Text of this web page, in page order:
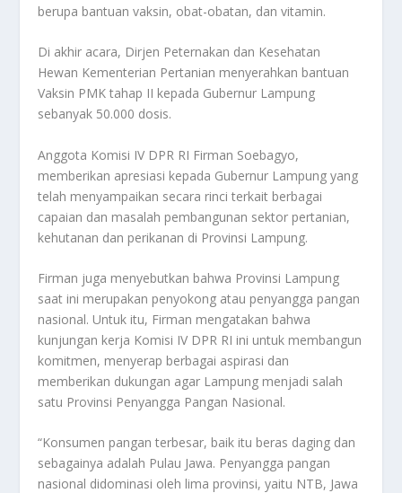
berupa bantuan vaksin, obat-obatan, dan vitamin.
Di akhir acara, Dirjen Peternakan dan Kesehatan
Hewan Kementerian Pertanian menyerahkan bantuan
Vaksin PMK tahap II kepada Gubernur Lampung
sebanyak 50.000 dosis.
Anggota Komisi IV DPR RI Firman Soebagyo,
memberikan apresiasi kepada Gubernur Lampung yang
telah menyampaikan secara rinci terkait berbagai
capaian dan masalah pembangunan sektor pertanian,
kehutanan dan perikanan di Provinsi Lampung.
Firman juga menyebutkan bahwa Provinsi Lampung
saat ini merupakan penyokong atau penyangga pangan
nasional. Untuk itu, Firman mengatakan bahwa
kunjungan kerja Komisi IV DPR RI ini untuk membangun
komitmen, menyerap berbagai aspirasi dan
memberikan dukungan agar Lampung menjadi salah
satu Provinsi Penyangga Pangan Nasional.
“Konsumen pangan terbesar, baik itu beras daging dan
sebagainya adalah Pulau Jawa. Penyangga pangan
nasional didominasi oleh lima provinsi, yaitu NTB, Jawa